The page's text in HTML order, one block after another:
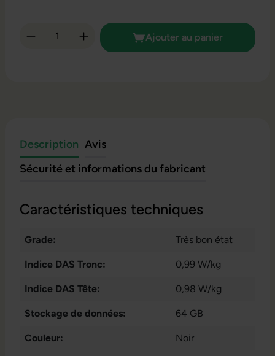
Quantité de produit : Entrez la quantité
Ajouter au panier
Description Avis
Sécurité et informations du fabricant
Caractéristiques techniques
Grade: Très bon état
Indice DAS Tronc: 0,99 W/kg
Indice DAS Tête: 0,98 W/kg
Stockage de données: 64 GB
Couleur: Noir